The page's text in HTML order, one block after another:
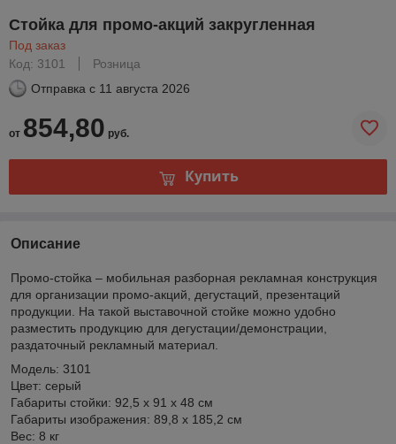
Стойка для промо-акций закругленная
Под заказ
Код: 3101
Розница
Отправка с 11 августа 2026
от 854,80 руб.
Купить
Описание
Промо-стойка – мобильная разборная рекламная конструкция
для организации промо-акций, дегустаций, презентаций
продукции. На такой выставочной стойке можно удобно
разместить продукцию для дегустации/демонстрации,
раздаточный рекламный материал.
Модель: 3101
Цвет: серый
Габариты стойки: 92,5 x 91 х 48 см
Габариты изображения: 89,8 x 185,2 см
Вес: 8 кг